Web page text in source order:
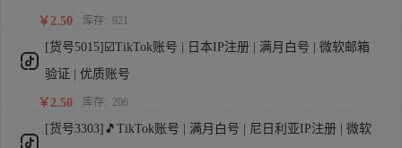
￥2.50 库存: 921
[货号5015]☑️TikTok账号 | 日本IP注册 | 满月白号 | 微软邮箱
验证 | 优质账号
￥2.50 库存: 206
[货号3303]🎵TikTok账号 | 满月白号 | 尼日利亚IP注册 | 微软